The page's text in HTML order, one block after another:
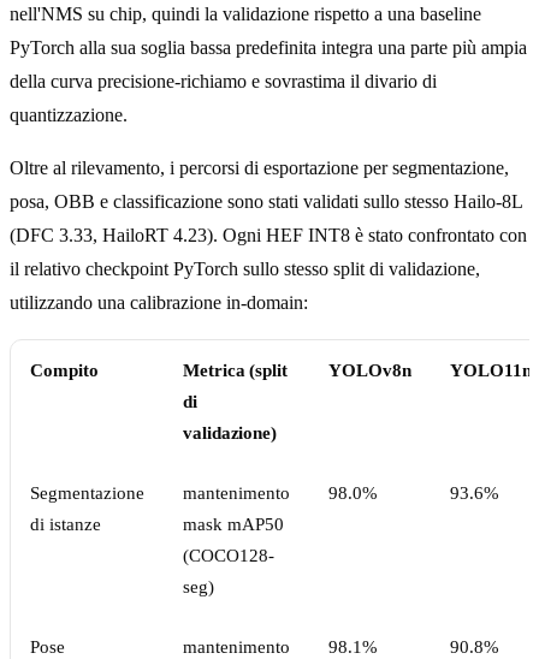
nell'NMS su chip, quindi la validazione rispetto a una baseline
PyTorch alla sua soglia bassa predefinita integra una parte più ampia
della curva precisione-richiamo e sovrastima il divario di
quantizzazione.
Oltre al rilevamento, i percorsi di esportazione per segmentazione,
posa, OBB e classificazione sono stati validati sullo stesso Hailo-8L
(DFC 3.33, HailoRT 4.23). Ogni HEF INT8 è stato confrontato con
il relativo checkpoint PyTorch sullo stesso split di validazione,
utilizzando una calibrazione in-domain:
Compito
Metrica (split
di
validazione)
YOLOv8n YOLO11n
Segmentazione
di istanze
mantenimento
mask mAP50
(COCO128-
seg)
98.0% 93.6%
Pose
mantenimento
98.1% 90.8%